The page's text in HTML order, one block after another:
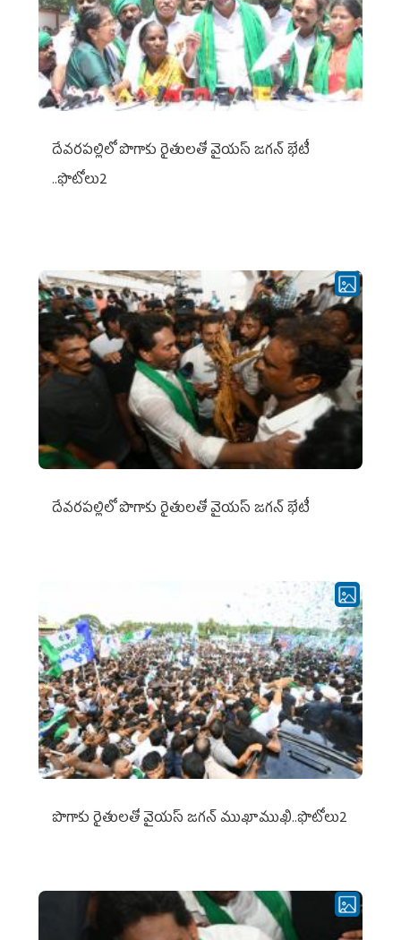
దేవరపల్లిలో పొగాకు రైతులతో వైయస్ జగన్ భేటీ
..ఫొటోలు2
దేవరపల్లిలో పొగాకు రైతులతో వైయస్ జగన్ భేటీ
పొగాకు రైతుల‌తో వైయ‌స్ జ‌గ‌న్ ముఖాముఖి..ఫొటోలు2